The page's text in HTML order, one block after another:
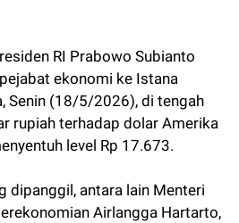
RI Prabowo Subianto
ekonomi ke Istana
Senin (18/5/2026), di tengah
rupiah terhadap dolar Amerika
level Rp 17.673.
dipanggil, antara lain Menteri
Airlangga Hartarto,